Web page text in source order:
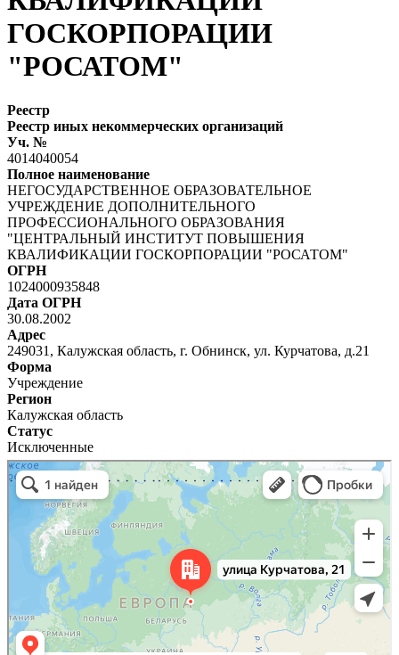
ГОСКОРПОРАЦИИ
"РОСАТОМ"
Реестр
Реестр иных некоммерческих организаций
Уч. №
4014040054
Полное наименование
НЕГОСУДАРСТВЕННОЕ ОБРАЗОВАТЕЛЬНОЕ
УЧРЕЖДЕНИЕ ДОПОЛНИТЕЛЬНОГО
ПРОФЕССИОНАЛЬНОГО ОБРАЗОВАНИЯ
"ЦЕНТРАЛЬНЫЙ ИНСТИТУТ ПОВЫШЕНИЯ
КВАЛИФИКАЦИИ ГОСКОРПОРАЦИИ "РОСАТОМ"
ОГРН
1024000935848
Дата ОГРН
30.08.2002
Адрес
249031, Калужская область, г. Обнинск, ул. Курчатова, д.21
Форма
Учреждение
Регион
Калужская область
Статус
Исключенные